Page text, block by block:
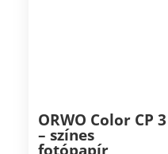
ORWO Color CP 3
– színes